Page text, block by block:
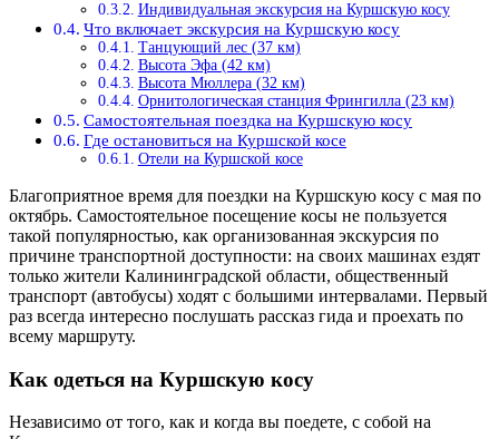
Индивидуальная экскурсия на Куршскую косу
Что включает экскурсия на Куршскую косу
Танцующий лес (37 км)
Высота Эфа (42 км)
Высота Мюллера (32 км)
Орнитологическая станция Фрингилла (23 км)
Самостоятельная поездка на Куршскую косу
Где остановиться на Куршской косе
Отели на Куршской косе
Благоприятное время для поездки на Куршскую косу с мая по
октябрь. Самостоятельное посещение косы не пользуется
такой популярностью, как организованная экскурсия по
причине транспортной доступности: на своих машинах ездят
только жители Калининградской области, общественный
транспорт (автобусы) ходят с большими интервалами. Первый
раз всегда интересно послушать рассказ гида и проехать по
всему маршруту.
Как одеться на Куршскую косу
Независимо от того, как и когда вы поедете, с собой на